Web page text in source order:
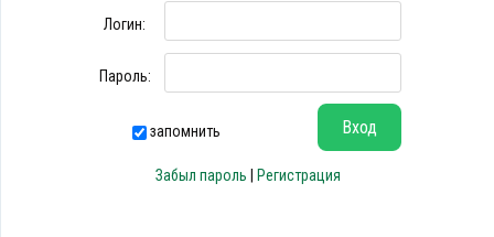
Логин:
Пароль:
запомнить
Забыл пароль Регистрация